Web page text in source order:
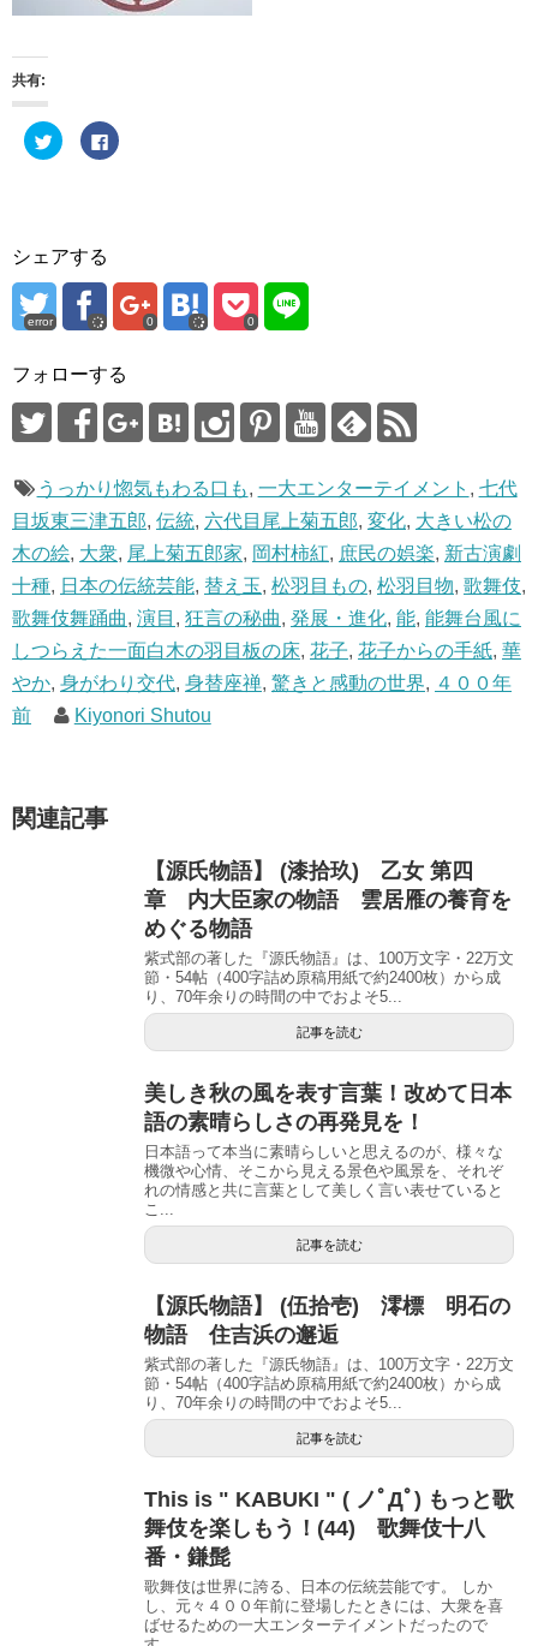
共有:
ク
リ
i
t
t
で
(
新
い
ィ
ウ
で
開
き
ま
す
)
F
a
有
す
る
に
リ
ッ
し
て
く
い
(
新
し
ウ
ィ
ン
ド
ウ
で
き
す
)
シェアする
error 0 0
フォローする
うっかり惚気もわる口も, 一大エンターテイメント , 七代
目坂東三津五郎, 伝統, 六代目尾上菊五郎, 変化, 大きい松の
木の絵, 大衆, 尾上菊五郎家, 岡村柿紅, 庶民の娯楽, 新古演劇
十種, 日本の伝統芸能, 替え玉, 松羽目もの, 松羽目物, 歌舞伎,
歌舞伎舞踊曲, 演目 , 狂言の秘曲, 発展・進化, 能, 能舞台風に
しつらえた一面白木の羽目板の床, 花子, 花子からの手紙, 華
やか, 身がわり交代, 身替座禅, 驚きと感動の世界, ４００年
前
Kiyonori Shutou
関連記事
【源氏物語】 (漆拾玖) 乙女 第四
章 内大臣家の物語 雲居雁の養育を
めぐる物語
紫式部の著した『源氏物語』は、100万文字・22万文
節・54帖（400字詰め原稿用紙で約2400枚）から成
り、70年余りの時間の中でおよそ5...
記事を読む
美しき秋の風を表す言葉！改めて日本
語の素晴らしさの再発見を！
日本語って本当に素晴らしいと思えるのが、様々な
機微や心情、そこから見える景色や風景を、それぞ
れの情感と共に言葉として美しく言い表せていると
こ...
記事を読む
【源氏物語】 (伍拾壱) 澪標 明石の
物語 住吉浜の邂逅
紫式部の著した『源氏物語』は、100万文字・22万文
節・54帖（400字詰め原稿用紙で約2400枚）から成
り、70年余りの時間の中でおよそ5...
記事を読む
This is " KABUKI " ( ノﾟДﾟ) もっと歌
舞伎を楽しもう！(44) 歌舞伎十八
番・鎌髭
歌舞伎は世界に誇る、日本の伝統芸能です。 しか
し、元々４００年前に登場したときには、大衆を喜
ばせるための一大エンターテイメントだったので